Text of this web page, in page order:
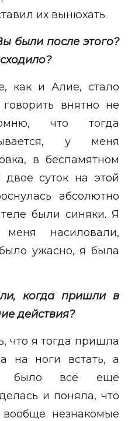
их вынюхать.
были после этого?
как и Алие, стало
внятно не
что тогда
у меня
в беспамятном
суток на этой
абсолютно
были синяки. Я
насиловали,
ужасно, я была
когда пришли в
действия?
что я тогда пришла
на ноги встать, а
было всё ещё
и поняла, что
незнакомые